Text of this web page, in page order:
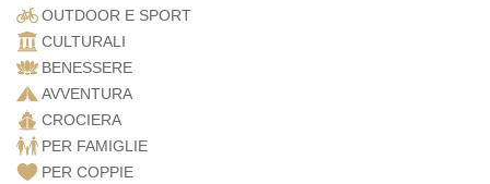
OUTDOOR E SPORT
CULTURALI
BENESSERE
AVVENTURA
CROCIERA
PER FAMIGLIE
PER COPPIE